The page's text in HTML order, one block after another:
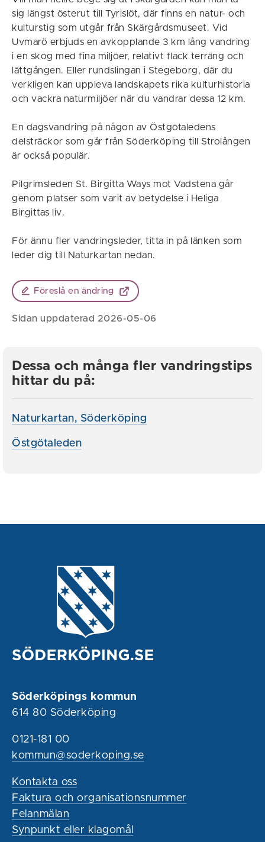
sig längst österut till Tyrislöt, där finns en natur- och
kulturstig som utgår från Skärgårdsmuseet. Vid
Uvmarö erbjuds en avkopplande 3 km lång vandring
i en skog med fina miljöer, relativt flack terräng och
lättgången. Eller rundslingan i Stegeborg, där du
verkligen kan uppleva landskapets rika kulturhistoria
och vackra naturmiljöer när du vandrar dessa 12 km.
En dagsvandring på någon av Östgötaledens
delsträckor som går från Söderköping till Strolången
är också populär.
Pilgrimsleden St. Birgitta Ways mot Vadstena går
genom platser som varit av betydelse i Heliga
Birgittas liv.
För ännu fler vandringsleder, titta in på länken som
leder dig till Naturkartan nedan.
Föreslå en ändring
Sidan uppdaterad 2026-05-06
Dessa och många fler vandringstips
hittar du på:
Naturkartan, Söderköping
Östgötaleden
Söderköpings kommun
614 80 Söderköping
0121-181 00
kommun@soderkoping.se
Kontakta oss
Faktura och organisationsnummer
Felanmälan
Synpunkt eller klagomål